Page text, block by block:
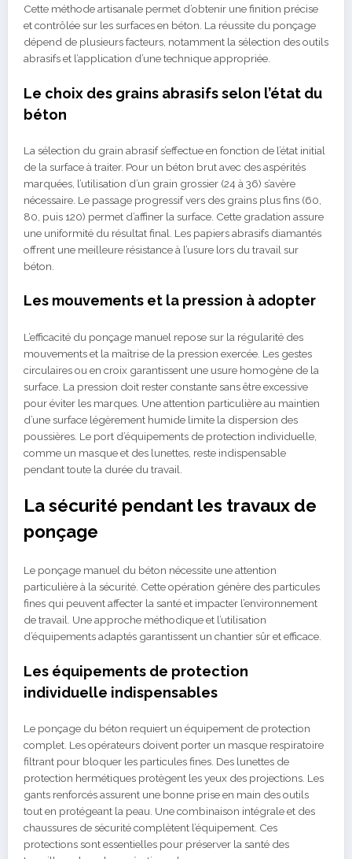
Cette méthode artisanale permet d’obtenir une finition précise
et contrôlée sur les surfaces en béton. La réussite du ponçage
dépend de plusieurs facteurs, notamment la sélection des outils
abrasifs et l’application d’une technique appropriée.
Le choix des grains abrasifs selon l’état du
béton
La sélection du grain abrasif s’effectue en fonction de l’état initial
de la surface à traiter. Pour un béton brut avec des aspérités
marquées, l’utilisation d’un grain grossier (24 à 36) s’avère
nécessaire. Le passage progressif vers des grains plus fins (60,
80, puis 120) permet d’affiner la surface. Cette gradation assure
une uniformité du résultat final. Les papiers abrasifs diamantés
offrent une meilleure résistance à l’usure lors du travail sur
béton.
Les mouvements et la pression à adopter
L’efficacité du ponçage manuel repose sur la régularité des
mouvements et la maîtrise de la pression exercée. Les gestes
circulaires ou en croix garantissent une usure homogène de la
surface. La pression doit rester constante sans être excessive
pour éviter les marques. Une attention particulière au maintien
d’une surface légèrement humide limite la dispersion des
poussières. Le port d’équipements de protection individuelle,
comme un masque et des lunettes, reste indispensable
pendant toute la durée du travail.
La sécurité pendant les travaux de
ponçage
Le ponçage manuel du béton nécessite une attention
particulière à la sécurité. Cette opération génère des particules
fines qui peuvent affecter la santé et impacter l’environnement
de travail. Une approche méthodique et l’utilisation
d’équipements adaptés garantissent un chantier sûr et efficace.
Les équipements de protection
individuelle indispensables
Le ponçage du béton requiert un équipement de protection
complet. Les opérateurs doivent porter un masque respiratoire
filtrant pour bloquer les particules fines. Des lunettes de
protection hermétiques protègent les yeux des projections. Les
gants renforcés assurent une bonne prise en main des outils
tout en protégeant la peau. Une combinaison intégrale et des
chaussures de sécurité complètent l’équipement. Ces
protections sont essentielles pour préserver la santé des